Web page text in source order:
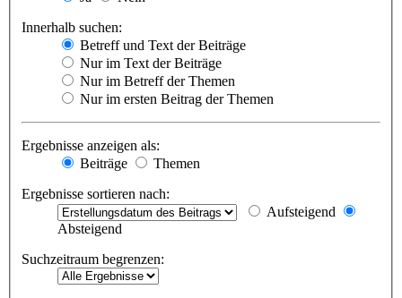
Innerhalb suchen:
Betreff und Text der Beiträge
Nur im Text der Beiträge
Nur im Betreff der Themen
Nur im ersten Beitrag der Themen
Ergebnisse anzeigen als:
Beiträge
Themen
Ergebnisse sortieren nach:
Aufsteigend
Absteigend
Suchzeitraum begrenzen: